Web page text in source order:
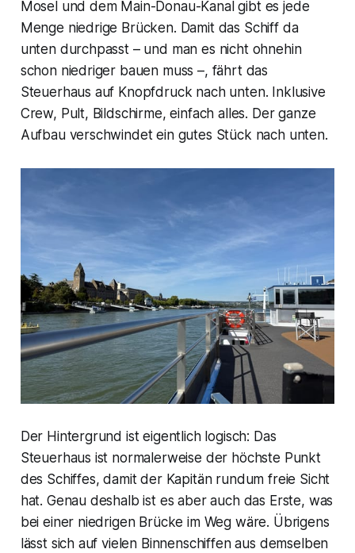
Mosel und dem Main-Donau-Kanal gibt es jede
Menge niedrige Brücken. Damit das Schiff da
unten durchpasst – und man es nicht ohnehin
schon niedriger bauen muss –, fährt das
Steuerhaus auf Knopfdruck nach unten. Inklusive
Crew, Pult, Bildschirme, einfach alles. Der ganze
Aufbau verschwindet ein gutes Stück nach unten.
Der Hintergrund ist eigentlich logisch: Das
Steuerhaus ist normalerweise der höchste Punkt
des Schiffes, damit der Kapitän rundum freie Sicht
hat. Genau deshalb ist es aber auch das Erste, was
bei einer niedrigen Brücke im Weg wäre. Übrigens
lässt sich auf vielen Binnenschiffen aus demselben